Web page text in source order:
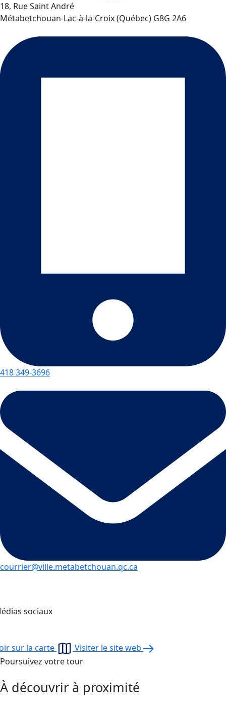
18, Rue Saint André
Métabetchouan-Lac-à-la-Croix(Québec) G8G 2A6
418 349-3696
courrier@ville.metabetchouan.qc.ca
sociaux
sur la carte
Visiter le site web
Poursuivez votre tour
À découvrir à proximité